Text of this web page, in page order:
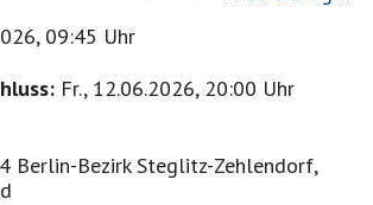
war tatsächlich noch nie dort.
machbar ist, es soll trotz allem noch
Spaß machen. Was wir nicht
Tag wird in einem Folgeevent
teile ich noch mit. Die Fähre
genutzt werden.
09:45 Uhr
Fr., 12.06.2026, 20:00 Uhr
Berlin-Bezirk Steglitz-Zehlendorf,